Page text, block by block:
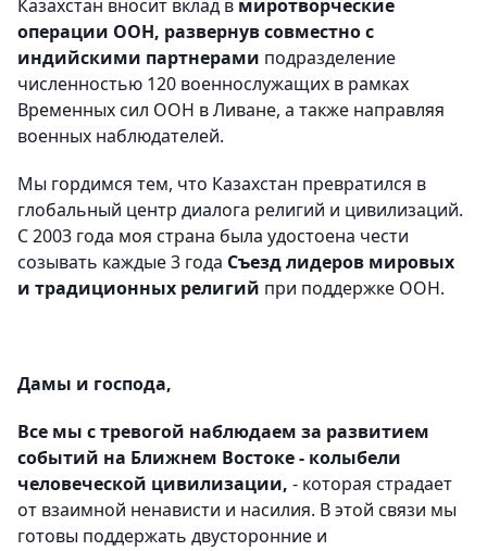
Казахстан вносит вклад в миротворческие
операции ООН, развернув совместно с
индийскими партнерами подразделение
численностью 120 военнослужащих в рамках
Временных сил ООН в Ливане, а также направляя
военных наблюдателей.
Мы гордимся тем, что Казахстан превратился в
глобальный центр диалога религий и цивилизаций.
С 2003 года моя страна была удостоена чести
созывать каждые 3 года Съезд лидеров мировых
и традиционных религий при поддержке ООН.
Дамы и господа,
Все мы с тревогой наблюдаем за развитием
событий на Ближнем Востоке - колыбели
человеческой цивилизации, - которая страдает
от взаимной ненависти и насилия. В этой связи мы
готовы поддержать двусторонние и